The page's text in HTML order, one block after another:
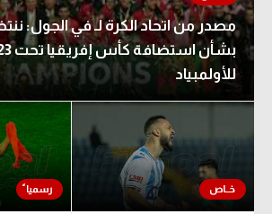
مصدر من اتحاد الكرة لـ في الجول:
للأولمبياد